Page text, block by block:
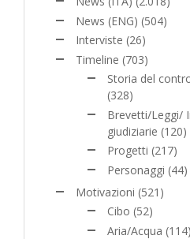
News (ENG) (504)
Interviste (26)
Timeline (703)
Storia del
(328)
Brevetti/Leggi/
giudiziarie (120)
Progetti (217)
Personaggi (44)
Motivazioni (521)
Cibo (52)
Aria/Acqua (114)